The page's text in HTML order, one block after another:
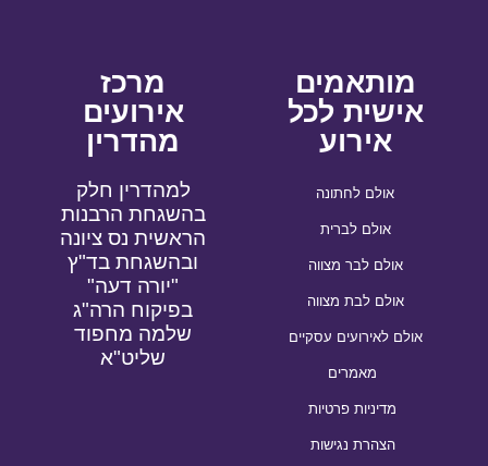
מותאמים
אישית לכל
אירוע
אולם לחתונה
אולם לברית
אולם לבר מצווה
אולם לבת מצווה
אולם לאירועים עסקיים
מאמרים
מדיניות פרטיות
הצהרת נגישות
מרכז
אירועים
מהדרין
למהדרין חלק
בהשגחת הרבנות
הראשית נס ציונה
ובהשגחת בד"ץ
"יורה דעה"
בפיקוח הרה"ג
שלמה מחפוד
שליט"א